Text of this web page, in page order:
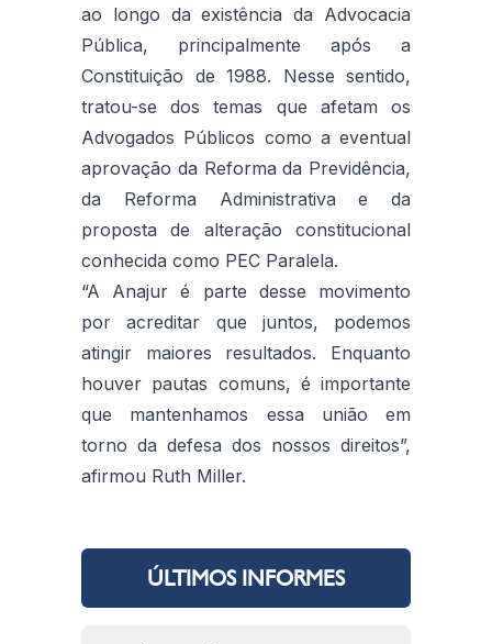
ao longo da existência da Advocacia
Pública, principalmente após a
Constituição de 1988. Nesse sentido,
tratou-se dos temas que afetam os
Advogados Públicos como a eventual
aprovação da Reforma da Previdência,
da Reforma Administrativa e da
proposta de alteração constitucional
conhecida como PEC Paralela.
“A Anajur é parte desse movimento
por acreditar que juntos, podemos
atingir maiores resultados. Enquanto
houver pautas comuns, é importante
que mantenhamos essa união em
torno da defesa dos nossos direitos”,
afirmou Ruth Miller.
ÚLTIMOS INFORMES